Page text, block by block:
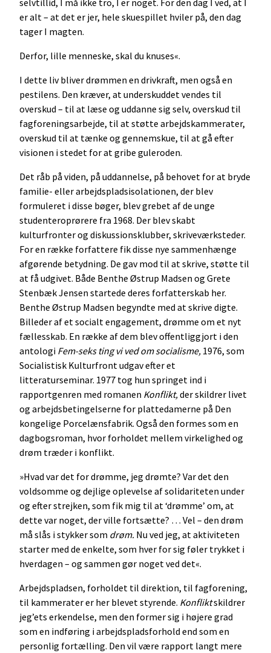
selvtillid, I må ikke tro, I er noget. For den dag I ved, at I
er alt – at det er jer, hele skuespillet hviler på, den dag
tager I magten.
Derfor, lille menneske, skal du knuses«.
I dette liv bliver drømmen en drivkraft, men også en
pestilens. Den kræver, at underskuddet vendes til
overskud – til at læse og uddanne sig selv, overskud til
fagforeningsarbejde, til at støtte arbejdskammerater,
overskud til at tænke og gennemskue, til at gå efter
visionen i stedet for at gribe guleroden.
Det råb på viden, på uddannelse, på behovet for at bryde
familie- eller arbejdspladsisolationen, der blev
formuleret i disse bøger, blev grebet af de unge
studenteroprørere fra 1968. Der blev skabt
kulturfronter og diskussionsklubber, skriveværksteder.
For en række forfattere fik disse nye sammenhænge
afgørende betydning. De gav mod til at skrive, støtte til
at få udgivet. Både Benthe Østrup Madsen og Grete
Stenbæk Jensen startede deres forfatterskab her.
Benthe Østrup Madsen begyndte med at skrive digte.
Billeder af et socialt engagement, drømme om et nyt
fællesskab. En række af dem blev offentliggjort i den
antologi Fem-seks ting vi ved om socialisme, 1976, som
Socialistisk Kulturfront udgav efter et
litteraturseminar. 1977 tog hun springet ind i
rapportgenren med romanen Konflikt,der skildrer livet
og arbejdsbetingelserne for plattedamerne på Den
kongelige Porcelænsfabrik. Også den formes som en
dagbogsroman, hvor forholdet mellem virkelighed og
drøm træder i konflikt.
»Hvad var det for drømme, jeg drømte? Var det den
voldsomme og dejlige oplevelse af solidariteten under
og efter strejken, som fik mig til at ‘drømme’ om, at
dette var noget, der ville fortsætte? … Vel – den drøm
må slås i stykker som drøm. Nu ved jeg, at aktiviteten
starter med de enkelte, som hver for sig føler trykket i
hverdagen – og sammen gør noget ved det«.
Arbejdspladsen, forholdet til direktion, til fagforening,
til kammerater er her blevet styrende. Konfliktskildrer
jeg’ets erkendelse, men den former sig i højere grad
som en indføring i arbejdspladsforhold end som en
personlig fortælling. Den vil være rapport langt mere